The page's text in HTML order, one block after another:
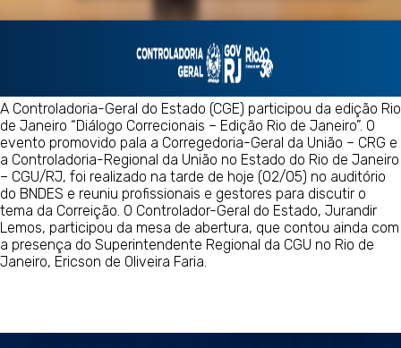
A Controladoria-Geral do Estado (CGE) participou da edição Rio
de Janeiro “Diálogo Correcionais – Edição Rio de Janeiro”. O
evento promovido pala a Corregedoria-Geral da União – CRG e
a Controladoria-Regional da União no Estado do Rio de Janeiro
– CGU/RJ, foi realizado na tarde de hoje (02/05) no auditório
do BNDES e reuniu profissionais e gestores para discutir o
tema da Correição. O Controlador-Geral do Estado, Jurandir
Lemos, participou da mesa de abertura, que contou ainda com
a presença do Superintendente Regional da CGU no Rio de
Janeiro, Ericson de Oliveira Faria.